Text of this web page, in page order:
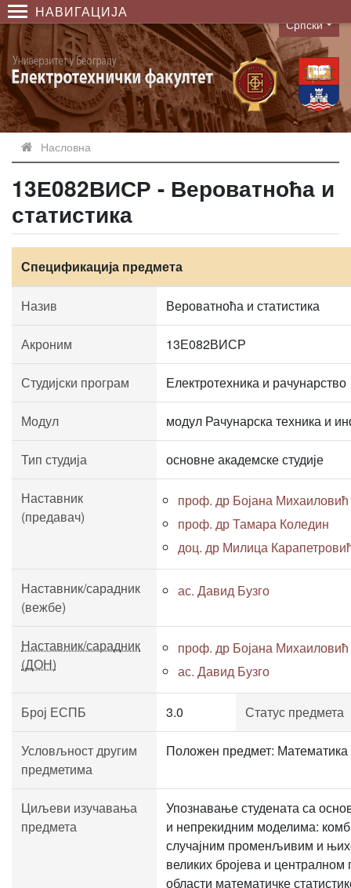
НАВИГАЦИЈА
Language
Српски
Насловна
13Е082ВИСР - Вероватноћа и
статистика
Спецификација предмета
Назив Вероватноћа и статистика
Акроним 13Е082ВИСР
Студијски програм Електротехника и рачунарство
Модул модул Рачунарска техника и
Тип студија основне академске студије
Наставник
(предавач)
проф. др Бојана Михаиловић
проф. др Тамара Коледин
доц. др Милица
Наставник/сарадник
(вежбе)
ас. Давид Бузго
Наставник/сарадник
(ДОН)
проф. др Бојана Михаиловић
ас. Давид Бузго
Број ЕСПБ 3.0 Статус предмета
Условљност другим
предметима
Положен предмет:
Циљеви изучавања
предмета
Упознавање студената са
и непрекидним моделима:
случајним променљивим и
великих бројева и
области математичке